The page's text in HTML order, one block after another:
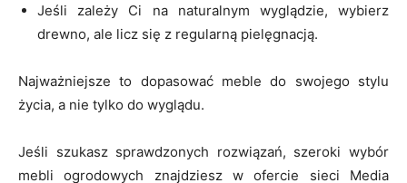
Jeśli zależy Ci na naturalnym wyglądzie, wybierz
drewno, ale licz się z regularną pielęgnacją.
Najważniejsze to dopasować meble do swojego stylu
życia, a nie tylko do wyglądu.
Jeśli szukasz sprawdzonych rozwiązań, szeroki wybór
mebli ogrodowych znajdziesz w ofercie sieci Media